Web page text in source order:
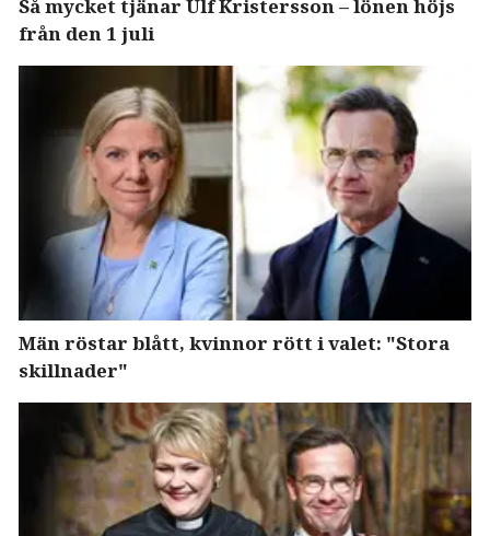
Så mycket tjänar Ulf Kristersson – lönen höjs
från den 1 juli
Män röstar blått, kvinnor rött i valet: "Stora
skillnader"